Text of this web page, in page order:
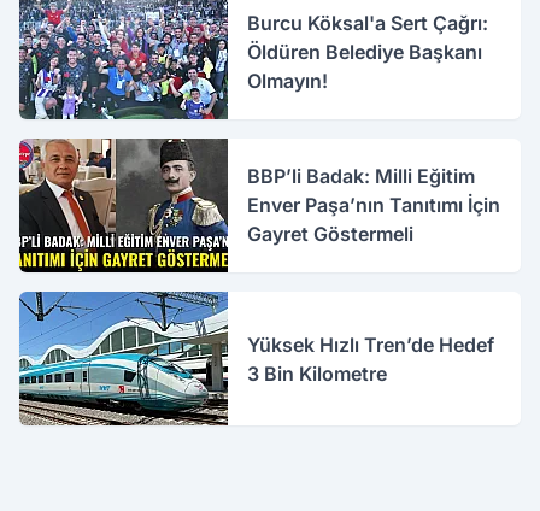
Burcu Köksal'a Sert Çağrı:
Öldüren Belediye Başkanı
Olmayın!
BBP’li Badak: Milli Eğitim
Enver Paşa’nın Tanıtımı İçin
Gayret Göstermeli
Yüksek Hızlı Tren’de Hedef
3 Bin Kilometre